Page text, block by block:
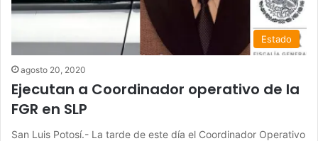
Estado
agosto 20, 2020
Ejecutan a Coordinador operativo de la
FGR en SLP
San Luis Potosí.- La tarde de este día el Coordinador Operativo